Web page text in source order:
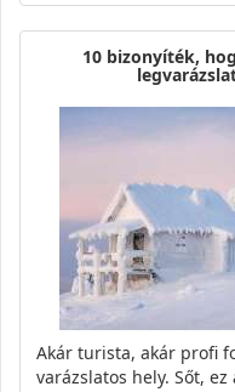
10 bizonyíték,
Akár turista, akár profi
varázslatos hely. Sőt, ez